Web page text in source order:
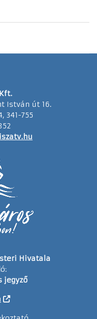
István út 16.
341-755
Hivatala
jegyző